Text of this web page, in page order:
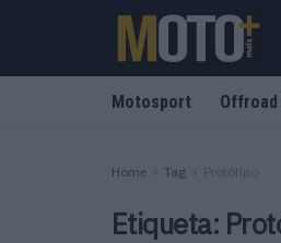
Motosport
Home Tag Protótipo
Etiqueta: